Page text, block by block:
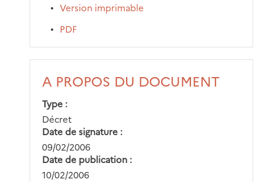
Version imprimable
PDF
A PROPOS DU DOCUMENT
Type
Décret
Date de signature
09/02/2006
Date de publication
10/02/2006